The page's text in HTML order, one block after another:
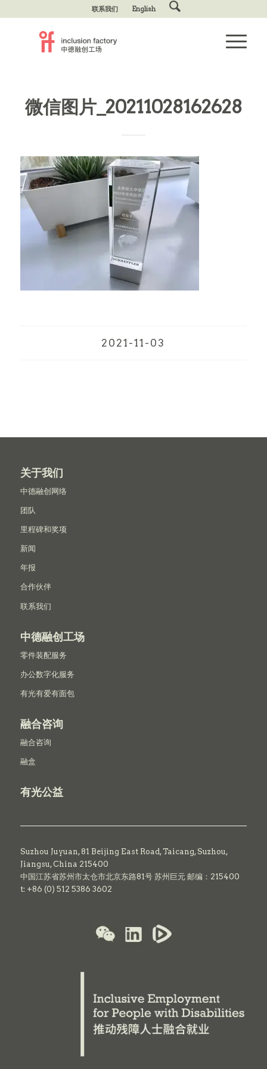
联系我们 English
微信图片_20211028162628
2021-11-03
关于我们
中德融创网络
团队
里程碑和奖项
新闻
年报
合作伙伴
联系我们
中德融创工场
零件装配服务
办公数字化服务
有光有爱有面包
融合咨询
融合咨询
融盒
有光公益
Suzhou Juyuan, 81 Beijing East Road,Taicang,Suzhou,
Jiangsu, China 215400
中国江苏省苏州市太仓市北京东路81号 苏州巨元 邮编：215400
t: +86 (0) 512 5386 3602